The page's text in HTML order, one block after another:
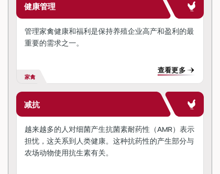
健康管理
管理家禽健康和福利是保持养殖企业高产和盈利的最
重要的需求之一。
查看更多
家禽
减抗
越来越多的人对细菌产生抗菌素耐药性（AMR）表示
担忧，这关系到人类健康。这种抗药性的产生部分与
农场动物使用抗生素有关。